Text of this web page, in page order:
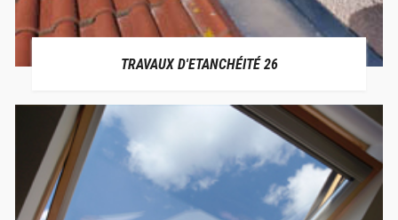
TRAVAUX D'ETANCHÉITÉ 26